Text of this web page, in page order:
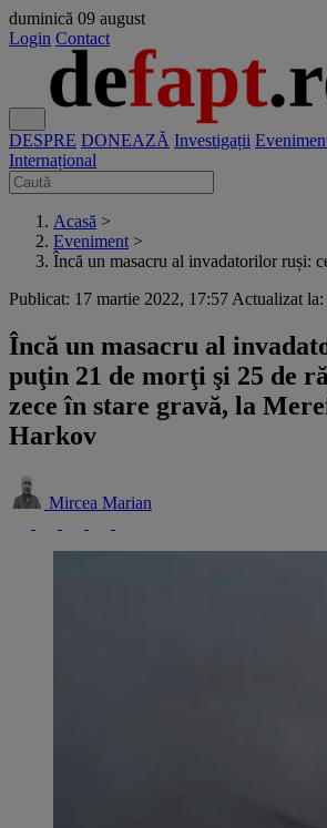
duminică 09 august
Login Contact
DESPRE DONEAZĂ Investigații
Internațional
Acasă >
Eveniment >
Încă un masacru al invadatorilor ruși:
Publicat: 17 martie 2022, 17:57 Actualizat
Încă un masacru al
puţin 21 de morţi şi 25 de
zece în stare gravă, la
Harkov
Mircea Marian